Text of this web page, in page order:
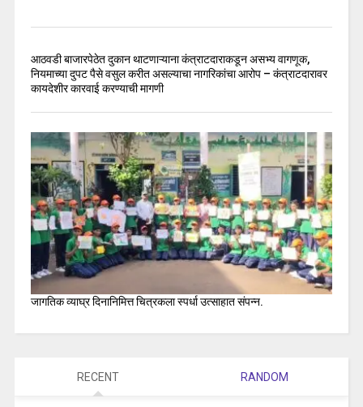
आठवडी बाजारपेठेत दुकान थाटणाऱ्याना कंत्राटदाराकडून असभ्य वागणूक,
नियमाच्या दुपट पैसे वसुल करीत असल्याचा नागरिकांचा आरोप – कंत्राटदारावर
कायदेशीर कारवाई करण्याची मागणी
जागतिक व्याघ्र दिनानिमित्त चित्रकला स्पर्धा उत्साहात संपन्न.
RECENT RANDOM